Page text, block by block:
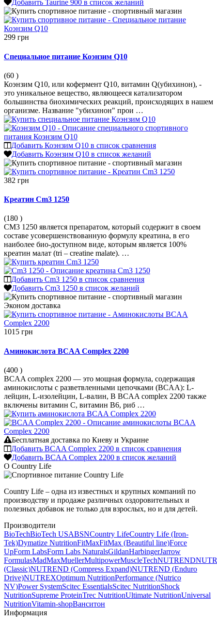
Добавить Taurine 900 в список желаний
299 грн
Специальное питание Коэнзим Q10
(60 )
Коэнзим Q10, или кофермент Q10, витамин Q(убихинон), -
это уникальное вещество, являющееся катализатором
большинства биохимических реакций, происходящих в нашем
организме. Название "убихинон" прои …
Добавить Коэнзим Q10 в список сравнения
Добавить Коэнзим Q10 в список желаний
382 грн
Креатин Cm3 1250
(180 )
CM3 1250 является препаратом, который содержит в своем
составе усовершенствованную формулу креатина, в его
наиболее био-доступном виде, которым является 100%
креатин малат (tri – creatine malate). …
Добавить Cm3 1250 в список сравнения
Добавить Cm3 1250 в список желаний
Эконом доставка
1015 грн
Аминокислота BCAA Complex 2200
(400 )
BCAA complex 2200 — это мощная формула, содержащая
аминокислоты с разветвленными цепочками (BCAA): L-
лейцин, L-изолейцин, L-валин, В BCAA complex 2200 также
включены витамин С, витамин B6, риб …
Бесплатная доставка по Киеву и Украине
Добавить BCAA Complex 2200 в список сравнения
Добавить BCAA Complex 2200 в список желаний
О Country Life
Country Life – одна из известных и крупных компаний по
производству и продаже различных оздоровительных и
полезных добавок не только для взрослых, но и для детей.
Производители
BioTechBioTech USABSNCountry LifeCountry Life (Iron-
Tek)Dymatize NutritionFitMaxFitMax (Beautiful line)Force
UpForm LabsForm Labs NaturalsGildanHarbingerJarrow
FormulasMadMaxMuellerMultipowerMuscleTechNUTREND
(Classic)NUTREND (Compress Expand)NUTREND (Enduro
Drive)NUTREXOptimum NutritionPerformance (Nutrico
NV)Power SystemScitec EssentialsScitec NutritionShock
NutritionSupreme ProteinTrec NutritionUltimate NutritionUniversal
NutritionVitamin-shopВанситон
Информация